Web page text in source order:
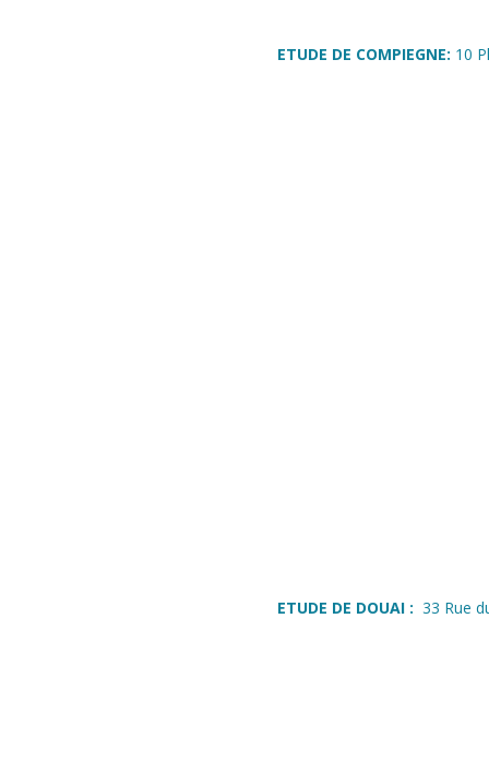
ETUDE DE COMPIEGNE: 10
ETUDE DE DOUAI : 33 Rue